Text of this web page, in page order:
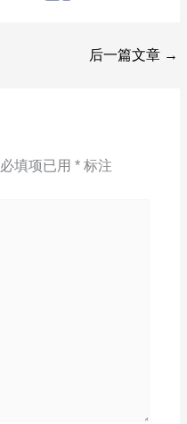
后一篇文章 →
必填项已用 *标注